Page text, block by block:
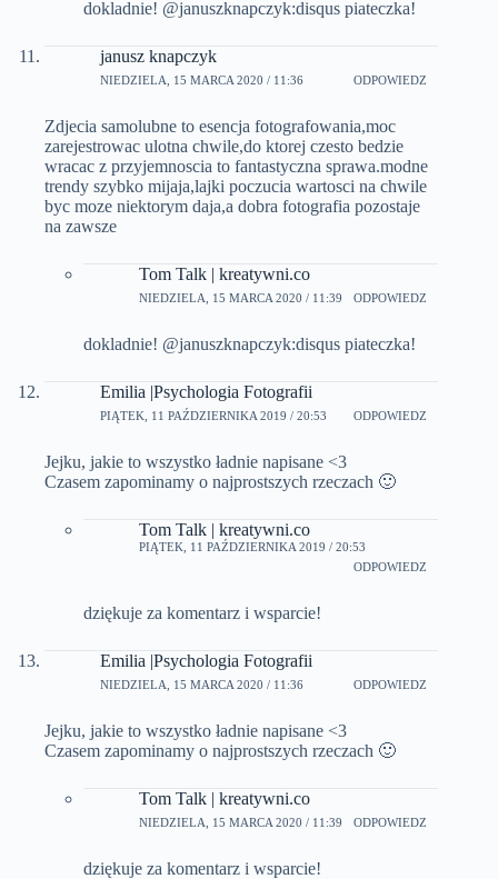
dokladnie! @januszknapczyk:disqus piateczka!
janusz knapczyk
NIEDZIELA, 15 MARCA 2020 / 11:36 ODPOWIEDZ
Zdjecia samolubne to esencja fotografowania,moc
zarejestrowac ulotna chwile,do ktorej czesto bedzie
wracac z przyjemnoscia to fantastyczna sprawa.modne
trendy szybko mijaja,lajki poczucia wartosci na chwile
byc moze niektorym daja,a dobra fotografia pozostaje
na zawsze
Tom Talk | kreatywni.co
NIEDZIELA, 15 MARCA 2020 / 11:39 ODPOWIEDZ
dokladnie! @januszknapczyk:disqus piateczka!
Emilia |Psychologia Fotografii
PIĄTEK, 11 PAŹDZIERNIKA 2019 / 20:53 ODPOWIEDZ
Jejku, jakie to wszystko ładnie napisane <3
Czasem zapominamy o najprostszych rzeczach 🙂
Tom Talk | kreatywni.co
PIĄTEK, 11 PAŹDZIERNIKA 2019 / 20:53
ODPOWIEDZ
dziękuje za komentarz i wsparcie!
Emilia |Psychologia Fotografii
NIEDZIELA, 15 MARCA 2020 / 11:36 ODPOWIEDZ
Jejku, jakie to wszystko ładnie napisane <3
Czasem zapominamy o najprostszych rzeczach 🙂
Tom Talk | kreatywni.co
NIEDZIELA, 15 MARCA 2020 / 11:39 ODPOWIEDZ
dziękuje za komentarz i wsparcie!